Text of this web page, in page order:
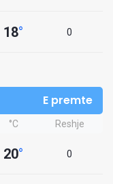
18° 0
E premte
°C Reshje
20° 0